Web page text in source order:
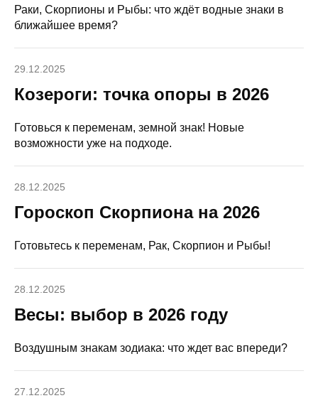
Раки, Скорпионы и Рыбы: что ждёт водные знаки в
ближайшее время?
29.12.2025
Козероги: точка опоры в 2026
Готовься к переменам, земной знак! Новые
возможности уже на подходе.
28.12.2025
Гороскоп Скорпиона на 2026
Готовьтесь к переменам, Рак, Скорпион и Рыбы!
28.12.2025
Весы: выбор в 2026 году
Воздушным знакам зодиака: что ждет вас впереди?
27.12.2025